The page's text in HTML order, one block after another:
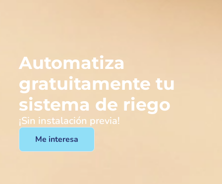
Automatiza
gratuitamente tu
sistema de riego
¡Sin instalación previa!
Me interesa